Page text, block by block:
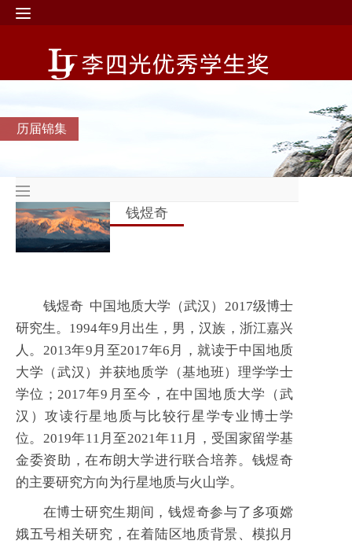
历届锦集
钱煜奇
钱煜奇 中国地质大学（武汉）2017级博士
研究生。1994年9月出生，男，汉族，浙江嘉兴
人。2013年9月至2017年6月，就读于中国地质
大学（武汉）并获地质学（基地班）理学学士
学位 ；2017年9月至今，在中国地质大学（武
汉）攻读行星地质与比较行星学专业博士学
位。2019年11月至2021年11月，受国家留学基
金委资助，在布朗大学进行联合培养。钱煜奇
的主要研究方向为行星地质与火山学。
在博士研究生期间，钱煜奇参与了多项嫦
娥五号相关研究，在着陆区地质背景、模拟月